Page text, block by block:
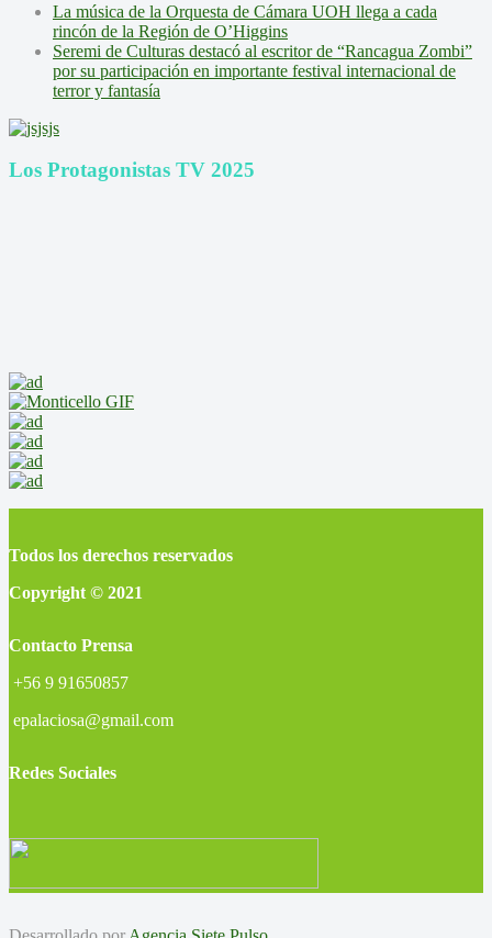
La música de la Orquesta de Cámara UOH llega a cada
rincón de la Región de O’Higgins
Seremi de Culturas destacó al escritor de “Rancagua Zombi”
por su participación en importante festival internacional de
terror y fantasía
Los Protagonistas TV 2025
Todos los derechos reservados
Copyright © 2021
Contacto Prensa
+56 9 91650857
epalaciosa@gmail.com
Redes Sociales